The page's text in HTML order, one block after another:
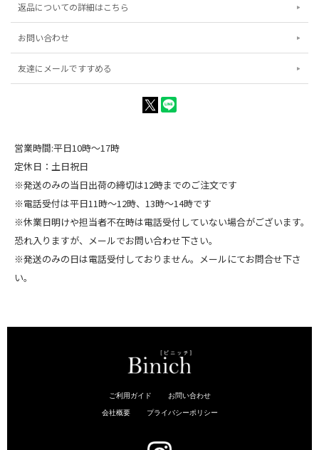
返品についての詳細はこちら
お問い合わせ
友達にメールですすめる
営業時間:平日10時～17時
定休日：土日祝日
※発送のみの当日出荷の締切は12時までのご注文です
※電話受付は平日11時～12時、13時～14時です
※休業日明けや担当者不在時は電話受付していない場合がございます。
恐れ入りますが、メールでお問い合わせ下さい。
※発送のみの日は電話受付しておりません。メールにてお問合せ下さ
い。